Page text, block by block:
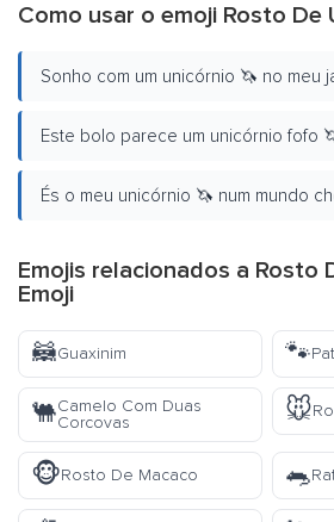
Como usar o emoji Rosto De
Sonho com um unicórnio 🦄 no meu
Este bolo parece um unicórnio fofo
És o meu unicórnio 🦄 num mundo
Emojis relacionados a Rosto
Emoji
🦝Guaxinim 🐾
🐫Camelo Com Duas
Corcovas
🐭
🐵Rosto De Macaco 🐀